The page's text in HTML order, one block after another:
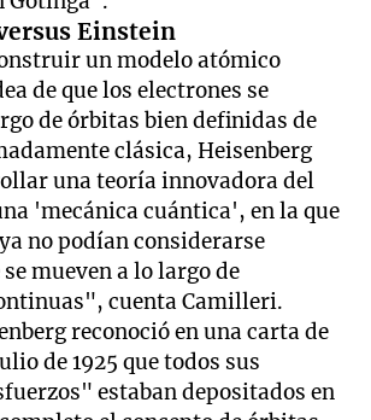
Einstein
un modelo atómico
de que los electrones se
de órbitas bien definidas de
clásica, Heisenberg
una teoría innovadora del
'mecánica cuántica', en la que
no podían considerarse
mueven a lo largo de
cuenta Camilleri.
reconoció en una carta de
de 1925 que todos sus
estaban depositados en